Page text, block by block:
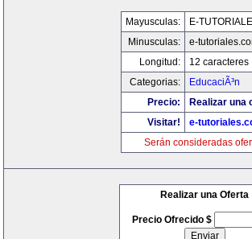
Mayusculas:
E-
Minusculas:
e-
Longitud:
12 caracteres
Categorias:
EducaciÃ³n
Precio:
Realizar una
Visitar!
e-
Serán consideradas
Realizar una Oferta
Precio Ofrecido $